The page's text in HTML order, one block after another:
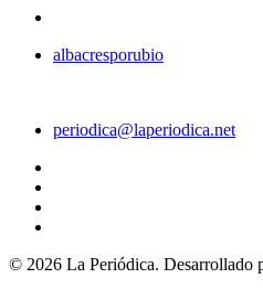
albacresporubio
periodica@laperiodica.net
© 2026 La Periódica. Desarrollado